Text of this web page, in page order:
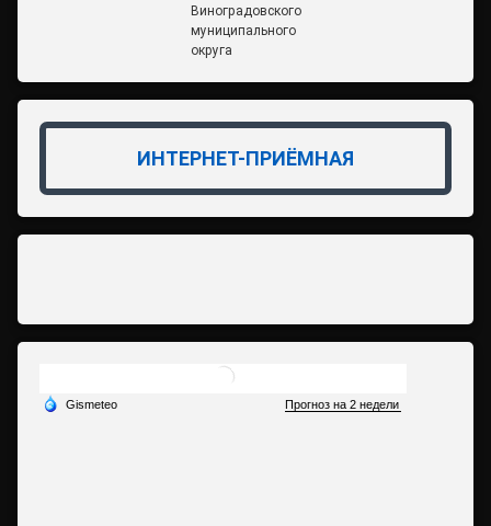
Виноградовского
муниципального
округа
ИНТЕРНЕТ-ПРИЁМНАЯ